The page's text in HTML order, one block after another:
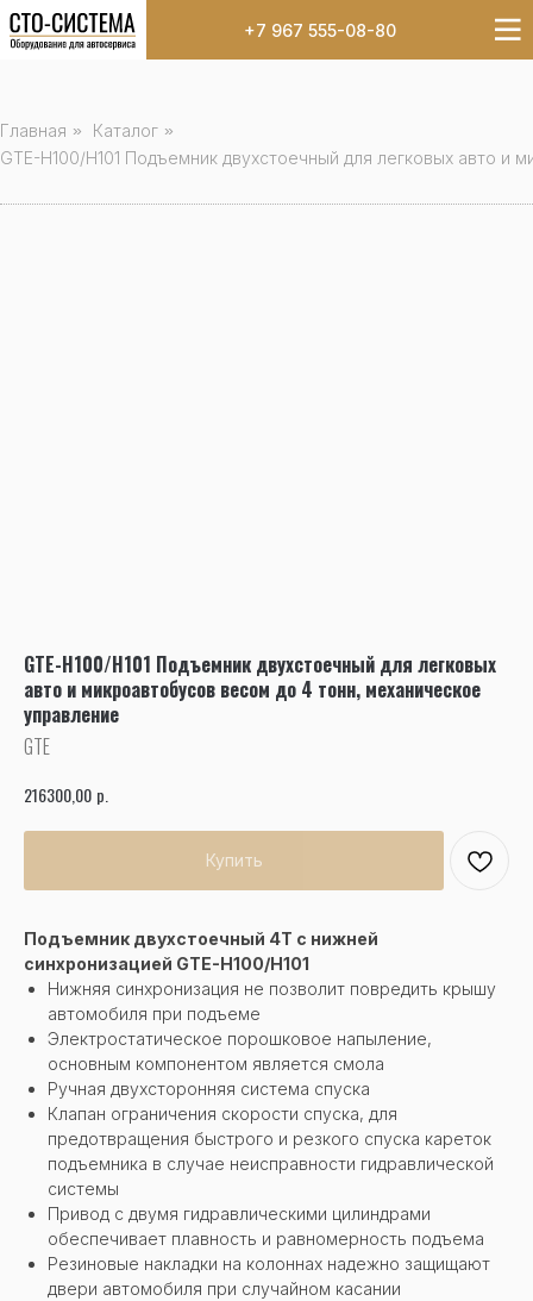
+7 967 555-08-80
Главная » Каталог »
GTE-H100/H101 Подъемник двухстоечный для легковых авто
GTE-H100/H101 Подъемник двухстоечный для легковых
авто и микроавтобусов весом до 4 тонн, механическое
управление
GTE
216300,00 р.
Купить
Подъемник двухстоечный 4Т с нижней
синхронизацией GTE-H100/H101
Нижняя синхронизация не позволит повредить крышу
автомобиля при подъеме
Электростатическое порошковое напыление,
основным компонентом является смола
Ручная двухсторонняя система спуска
Клапан ограничения скорости спуска, для
предотвращения быстрого и резкого спуска кареток
подъемника в случае неисправности гидравлической
системы
Привод с двумя гидравлическими цилиндрами
обеспечивает плавность и равномерность подъема
Резиновые накладки на колоннах надежно защищают
двери автомобиля при случайном касании